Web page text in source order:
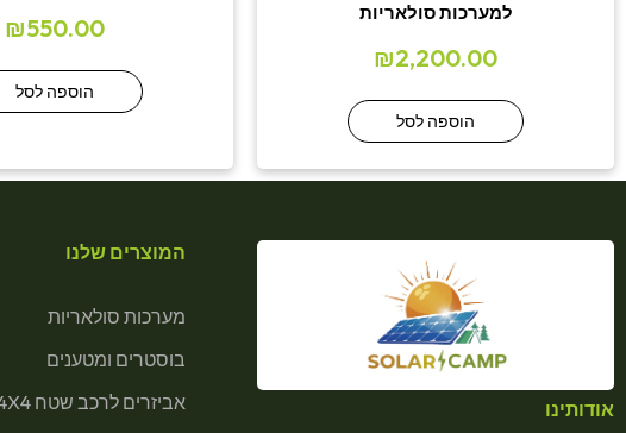
למערכות סולאריות
₪2,200.00
הוספה לסל
₪550.00
הוספה לסל
אודותינו
המוצרים שלנו
מערכות סולאריות
בוסטרים ומטענים
אביזרים לרכב שטח 4X4